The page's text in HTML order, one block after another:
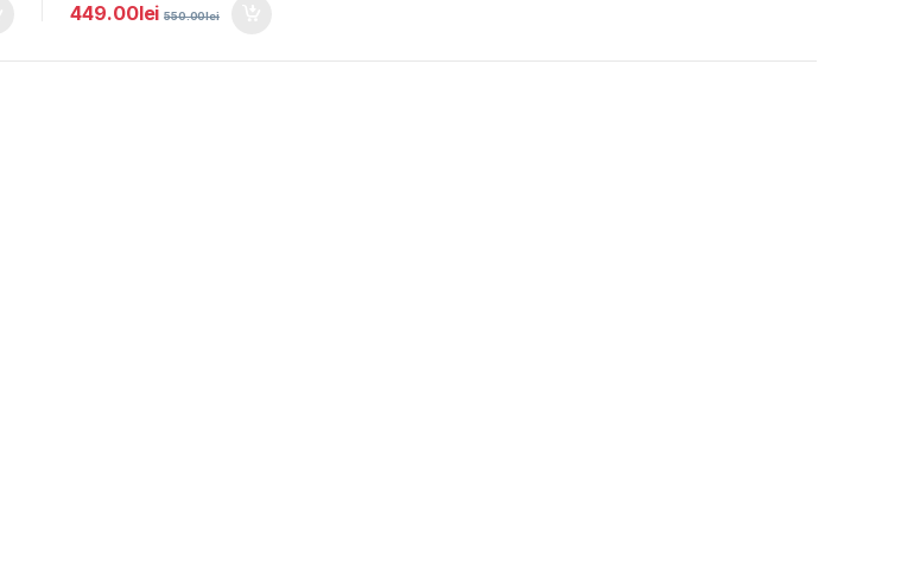
449.00lei 550.00lei